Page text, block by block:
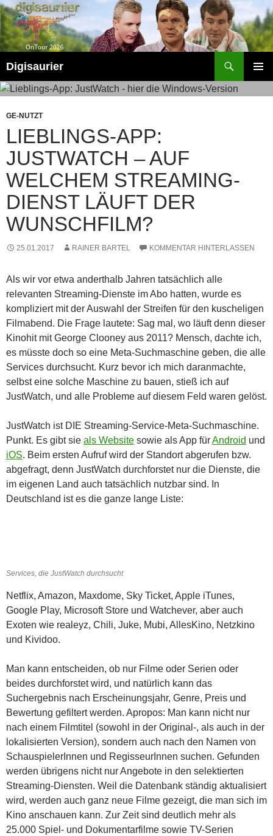
Zum
Inhalt
springen
Digisaurier
GE-NUTZT
LIEBLINGS-APP:
JUSTWATCH – AUF
WELCHEM STREAMING-
DIENST LÄUFT DER
WUNSCHFILM?
25.01.2017 RAINER BARTEL KOMMENTAR HINTERLASSEN
Als wir vor etwa anderthalb Jahren tatsächlich alle
relevanten Streaming-Dienste im Abo hatten, wurde es
kompliziert mit der Auswahl der Streifen für den kuscheligen
Filmabend. Die Frage lautete: Sag mal, wo läuft denn dieser
Kinohit mit George Clooney aus 2011? Mensch, dachte ich,
es müsste doch so eine Meta-Suchmaschine geben, die alle
Services durchsucht. Kurz bevor ich mich daranmachte,
selbst eine solche Maschine zu bauen, stieß ich auf
JustWatch, und alle Probleme auf diesem Feld waren gelöst.
JustWatch ist DIE Streaming-Service-Meta-Suchmaschine.
Punkt. Es gibt sie als Website sowie als App fürAndroid und
iOS. Beim ersten Aufruf wird der Standort abgerufen bzw.
abgefragt, denn JustWatch durchforstet nur die Dienste, die
im eigenen Land auch tatsächlich nutzbar sind. In
Deutschland ist es die ganze lange Liste:
Services, die JustWatch durchsucht
Netflix, Amazon, Maxdome, Sky Ticket, Apple iTunes,
Google Play, Microsoft Store und Watchever, aber auch
Exoten wie realeyz, Chili, Juke, Mubi, AllesKino, Netzkino
und Kividoo.
Man kann entscheiden, ob nur Filme oder Serien oder
beides durchforstet wird, und natürlich kann das
Suchergebnis nach Erscheinungsjahr, Genre, Preis und
Bewertung gefiltert werden. Apropos: Man kann nicht nur
nach einem Filmtitel (sowohl in der Original-, als auch in der
lokalisierten Version), sondern auch nach den Namen von
SchauspielerInnen und RegisseurInnen suchen. Gefunden
werden übrigens nicht nur Angebote in den selektierten
Streaming-Diensten. Weil die Datenbank ständig aktualisiert
wird, werden auch ganz neue Filme gezeigt, die man sich im
Kino anschauen kann. Zur Zeit sind deutlich mehr als
25.000 Spiel- und Dokumentarfilme sowie TV-Serien